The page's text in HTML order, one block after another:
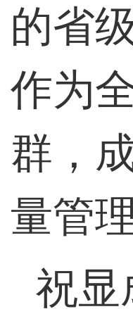
的省
作为
群，
量管
祝显